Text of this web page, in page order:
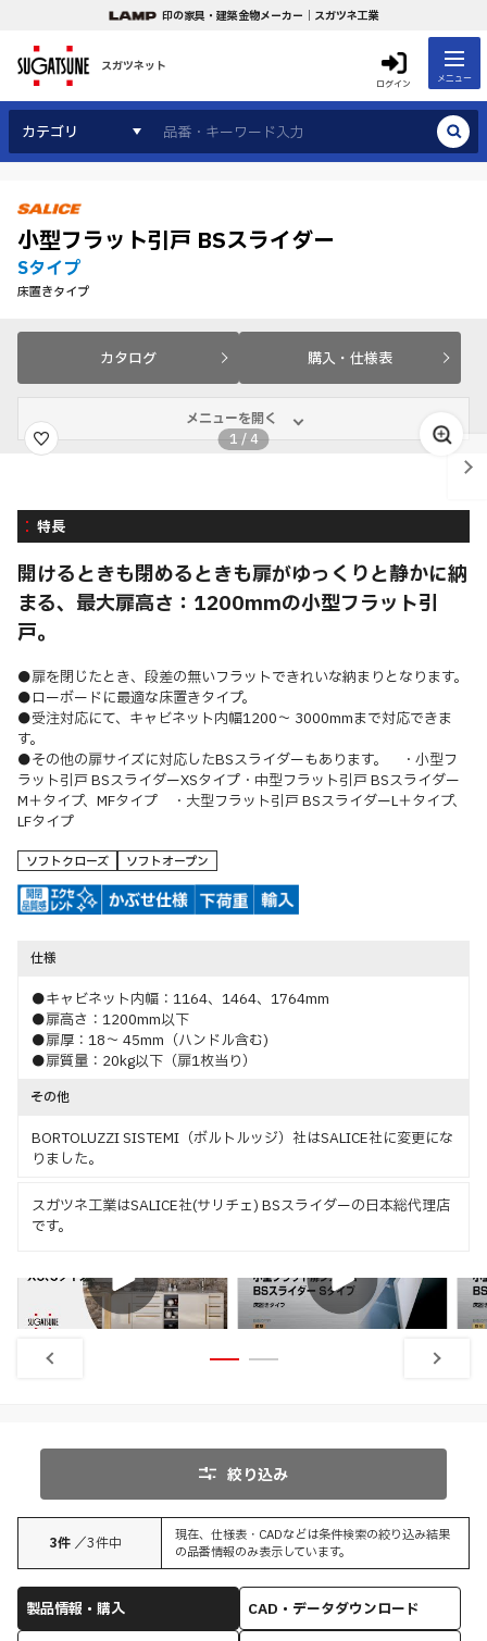
印の家具・建築金物メーカー｜スガツネ工業
スガツネット
ログイン メニュー
カテゴリ
小型フラット引戸 BSスライダー
Sタイプ
床置きタイプ
カタログ 購入・仕様表
メニューを開く
1 /4
特長
開けるときも閉めるときも扉がゆっくりと静かに納
まる、最大扉高さ：1200mmの小型フラット引
戸。
●扉を閉じたとき、段差の無いフラットできれいな納まりとなります。
●ローボードに最適な床置きタイプ。
●受注対応にて、キャビネット内幅1200～ 3000mmまで対応できま
す。
●その他の扉サイズに対応したBSスライダーもあります。 ・小型フ
ラット引戸 BSスライダーXSタイプ・中型フラット引戸 BSスライダー
M＋タイプ、MFタイプ ・大型フラット引戸 BSスライダーL＋タイプ、
LFタイプ
ソフトクローズ ソフトオープン
仕様
●キャビネット内幅：1164、1464、1764mm
●扉高さ：1200mm以下
●扉厚：18～ 45mm（ハンドル含む)
●扉質量：20kg以下（扉1枚当り）
その他
BORTOLUZZI SISTEMI（ボルトルッジ）社はSALICE社に変更にな
りました。
スガツネ工業はSALICE社(サリチェ) BSスライダーの日本総代理店
です。
取付
絞り込み
3件 ／3件中
現在、仕様表・CADなどは条件検索の絞り込み結果
の品番情報のみ表示しています。
製品情報・購入
CAD・データダウンロード